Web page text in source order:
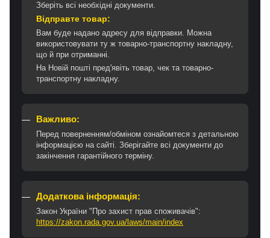
Зберіть всі необхідні документи.
Відправте товар:
Вам буде надано адресу для відправки. Можна
використовувати ту ж товарно-транспортну накладну,
що й при отриманні.
На Новій пошті пред'явіть товар, чек та товарно-
транспортну накладну.
Важливо:
Перед поверненням/обміном ознайомтеся з детальною
інформацією на сайті. Зберігайте всі документи до
закінчення гарантійного терміну.
Додаткова інформація:
Закон України "Про захист прав споживачів":
https://zakon.rada.gov.ua/laws/main/index